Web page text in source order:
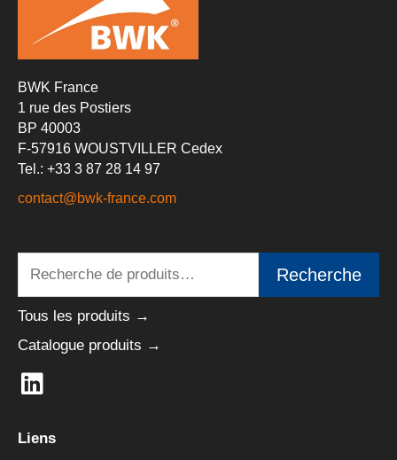
BWK France
1 rue des Postiers
BP 40003
F-57916 WOUSTVILLER Cedex
Tel.: +33 3 87 28 14 97
contact@bwk-france.com
pour :
Recherche
Tous les produits →
Catalogue produits →
L
i
k
Liens